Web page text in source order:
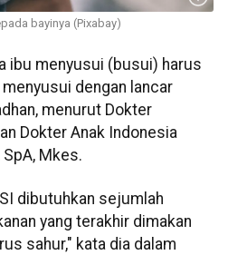
bayinya (Pixabay)
ibu menyusui (busui) harus
dengan lancar
menurut Dokter
Dokter Anak Indonesia
Mkes.
dibutuhkan sejumlah
yang terakhir dimakan
sahur," kata dia dalam